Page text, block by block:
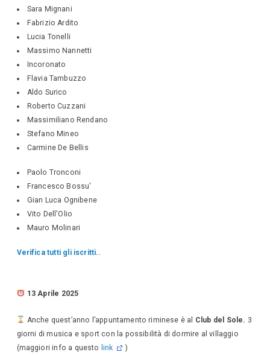
Sara Mignani
Fabrizio Ardito
Lucia Tonelli
Massimo Nannetti
Incoronato
Flavia Tambuzzo
Aldo Surico
Roberto Cuzzani
Massimiliano Rendano
Stefano Mineo
Carmine De Bellis
Paolo Tronconi
Francesco Bossu'
Gian Luca Ognibene
Vito Dell'Olio
Mauro Molinari
Verifica tutti gli iscritti..
13 Aprile 2025
Anche quest’anno l’appuntamento riminese è al Club del Sole. 3
giorni di musica e sport con la possibilità di dormire al villaggio
(maggiori info a questo link )